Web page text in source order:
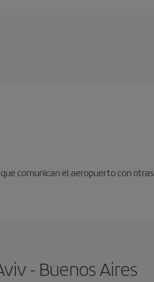
comunican el aeropuerto con otras
- Buenos Aires